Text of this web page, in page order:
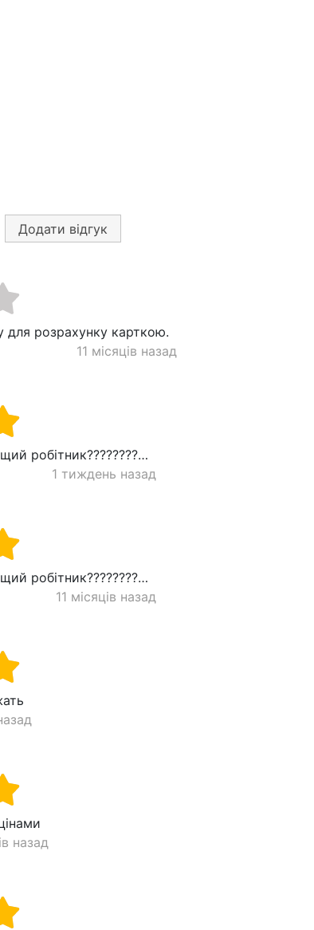
Додати відгук
для розрахунку карткою.
11 місяців назад
робітник????????…
1 тиждень назад
робітник????????…
11 місяців назад
назад